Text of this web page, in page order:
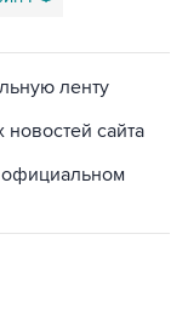
ленту
сайта
официальном